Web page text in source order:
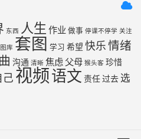
东西 人生 作业 做事 停课不停学 关注
图库 套图 学习 希望 快乐情绪
沟通 清晰 焦虑 父母 猴头客 珍惜
己 视频语文 责任过去 选